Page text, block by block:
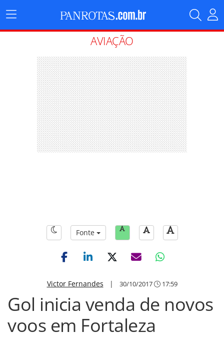
Menu
Principal
AVIAÇÃO
Fonte
Victor Fernandes | 30/10/2017 17:59
Gol inicia venda de novos
voos em Fortaleza